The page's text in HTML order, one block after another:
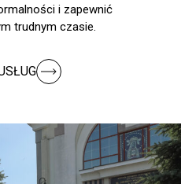
i zapewnić
trudnym czasie.